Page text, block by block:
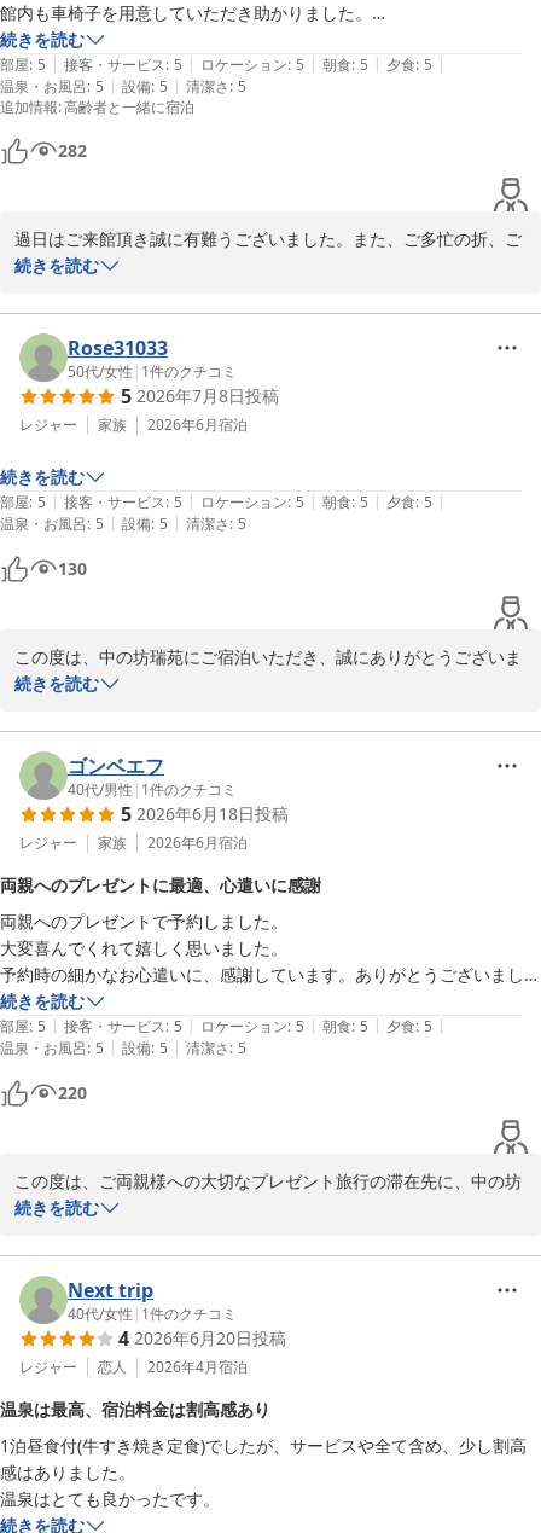
有馬温泉 中の坊 瑞苑
2026-08-06
館内も車椅子を用意していただき助かりました。
お部屋食をいただきましたが、テーブル席に変更していただき、細部ま
でこだわりがあり、夕食、朝食ともに
感動しました。
続きを読む
部屋: 5 | 接客・サービス: 5 | ロケーション: 5 | 朝食: 5 | 夕食: 5 |
温泉・お風呂: 5 | 設備: 5 | 清潔さ: 5
追加情報:高齢者と一緒に宿泊
282
過日はご来館頂き誠に有難うございました。また、ご多忙の折、ご
宿泊のご感想ならびに大変嬉しいクチコミをご投稿いただき、誠に
ご高齢の母上様とのご旅行とのこと、チェックイン時のお抹茶サー
ビスをはじめ、車椅子の貸出や、お部屋食でのテーブル席（高座椅
子）への変更など、私どものおもてなしが少しでも快適なご滞在の
お役に立てましたなら何よりでございます。
また、細部へのこだわりまで気付いてくださり、夕食・朝食はじ
長をはじめスタッフ一同にとってこれ以上ない大きな励みとなりま
す。
これからも、どなた様にも安心してお寛ぎいただける温かい宿であ
り続けられるよう、心を込めておもてなしに励んでまいります。
またのお越しを、スタッフ一同心よりお待ち申し上げております。
有馬温泉 中の坊 瑞苑
2026-06-18
続きを読む
Rose31033
50代/女性 | 1件のクチコミ
5 2026年7月8日投稿
レジャー 家族 2026年6月宿泊
続きを読む
部屋: 5 | 接客・サービス: 5 | ロケーション: 5 | 朝食: 5 | 夕食: 5 |
温泉・お風呂: 5 | 設備: 5 | 清潔さ: 5
130
この度は、中の坊瑞苑にご宿泊いただき、誠にありがとうございま
す。また、大変過分な評価ならびに、お部屋の露天風呂や、お食事
いたしました。当館自慢のお料理や温泉で、心身ともにリフレッシ
ュしていただけたのであれば幸いです。電車・バスなど各公共交通
機関の駅、バス停の最寄に位置し、大阪や神戸からもお越しいただ
きやすい環境でございます。また季節を変えて、ぜひお寛ぎにいら
してください。またのお越しをスタッフ一同、心よりお待ち申し上
2026-07-10
続きを読む
ゴンベエフ
40代/男性 | 1件のクチコミ
5 2026年6月18日投稿
レジャー 家族 2026年6月宿泊
両親へのプレゼントに最適、心遣いに感謝
両親へのプレゼントで予約しました。
大変喜んでくれて嬉しく思いました。
予約時の細かなお心遣いに、感謝しています。ありがとうございまし
た。
続きを読む
部屋: 5 | 接客・サービス: 5 | ロケーション: 5 | 朝食: 5 | 夕食: 5 |
温泉・お風呂: 5 | 設備: 5 | 清潔さ: 5
220
この度は、ご両親様への大切なプレゼント旅行の滞在先に、中の坊
瑞苑をお選びいただき誠にありがとうございました。
うに嬉しく、安堵いたしました。また、すべての評価項目において
大変多分な評価をいただき、スタッフ一同大きな励みをいただいて
おります。
ご予約の段階から、ご両親様を大切に想われるお気持ちがひしひし
と伝わってまいりましたので、私どもも「最高の思い出にしていた
者様の温かいお心遣いがあったからこそ、ご両親様にとっても素晴
らしいお時間となったことと存じます。
当館では、どなた様にも我が家のように安心してお寛ぎいただける
宿であり続けるよう、これからも細やかなおもてなしに磨きをかけ
てまいります。
続きを読む
Next trip
40代/女性 | 1件のクチコミ
4 2026年6月20日投稿
レジャー 恋人 2026年4月宿泊
温泉は最高、宿泊料金は割高感あり
1泊昼食付(牛すき焼き定食)でしたが、サービスや全て含め、少し割高
感はありました。
温泉はとても良かったです。
続きを読む